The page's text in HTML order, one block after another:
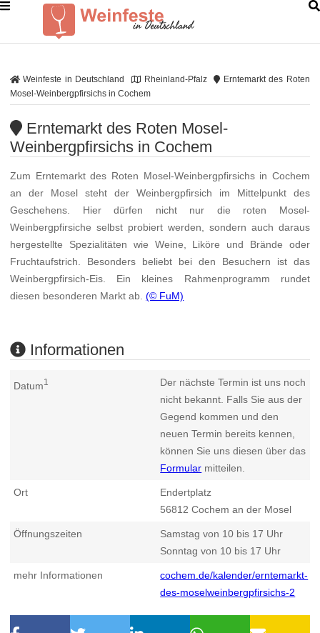
Weinfeste in Deutschland Rheinland-Pfalz
Erntemarkt des Roten
Mosel-Weinbergpfirsichs in Cochem
Erntemarkt des Roten Mosel-
Weinbergpfirsichs in Cochem
Zum Erntemarkt des Roten Mosel-Weinbergpfirsichs in Cochem
an der Mosel steht der Weinbergpfirsich im Mittelpunkt des
Geschehens. Hier dürfen nicht nur die roten Mosel-
Weinbergpfirsiche selbst probiert werden, sondern auch daraus
hergestellte Spezialitäten wie Weine, Liköre und Brände oder
Fruchtaufstrich. Besonders beliebt bei den Besuchern ist das
Weinbergpfirsich-Eis. Ein kleines Rahmenprogramm rundet
diesen besonderen Markt ab.(© FuM)
Informationen
Datum1
Der nächste Termin ist uns noch
nicht bekannt. Falls Sie aus der
Gegend kommen und den
neuen Termin bereits kennen,
können Sie uns diesen über das
Formular mitteilen.
Ort
Endertplatz
56812 Cochem an der Mosel
Öffnungszeiten
Samstag von 10 bis 17 Uhr
Sonntag von 10 bis 17 Uhr
mehr Informationen
cochem.de/kalender/erntemarkt-
des-moselweinbergpfirsichs-2